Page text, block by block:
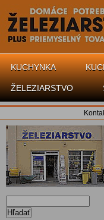
KUCHYNKA
ŽELEZIARSTVO
Hľadať